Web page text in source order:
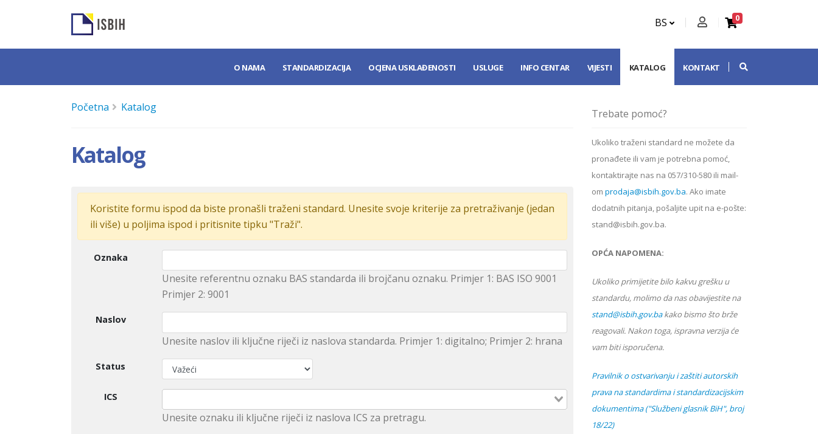
BS 0
O NAMA STANDARDIZACIJA OCJENA USKLAĐENOSTI USLUGE INFO CENTAR VIJESTI KATALOG KONTAKT
Početna Katalog
Katalog
Koristite formu ispod da biste pronašli traženi standard. Unesite svoje kriterije za pretraživanje (jedan
ili više) u poljima ispod i pritisnite tipku "Traži".
Oznaka
Unesite referentnu oznaku BAS standarda ili brojčanu oznaku. Primjer 1: BAS ISO 9001
Primjer 2: 9001
Naslov
Unesite naslov ili ključne riječi iz naslova standarda. Primjer 1: digitalno; Primjer 2: hrana
Status
ICS
Unesite оznaku ili ključne riječi iz naslova ICS za pretragu.
Trebate pomoć?
Ukoliko traženi standard ne možete da
pronađete ili vam je potrebna pomoć,
kontaktirajte nas na 057/310-580 ili mail-
om prodaja@isbih.gov.ba. Ako imate
dodatnih pitanja, pošaljite upit na e-pošte:
stand@isbih.gov.ba.
OPĆA NAPOMENA:
Ukoliko primijetite bilo kakvu grešku u
standardu, molimo da nas obavijestite na
stand@isbih.gov.bakako bismo što brže
reagovali. Nakon toga, ispravna verzija će
vam biti isporučena.
Pravilnik o ostvarivanju i zaštiti autorskih
prava na standardima i standardizacijskim
dokumentima ("Službeni glasnik BiH", broj
18/22)